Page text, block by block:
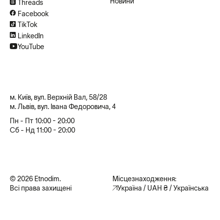
Threads
Facebook
TikTok
LinkedIn
YouTube
м. Київ, вул. Верхній Вал, 58/28
м. Львів, вул. Івана Федоровича, 4
Пн - Пт 10:00 - 20:00
Сб - Нд 11:00 - 20:00
© 2026 Etnodim.
Всі права захищені
Місцезнаходження:
Україна / UAH ₴ / Українська